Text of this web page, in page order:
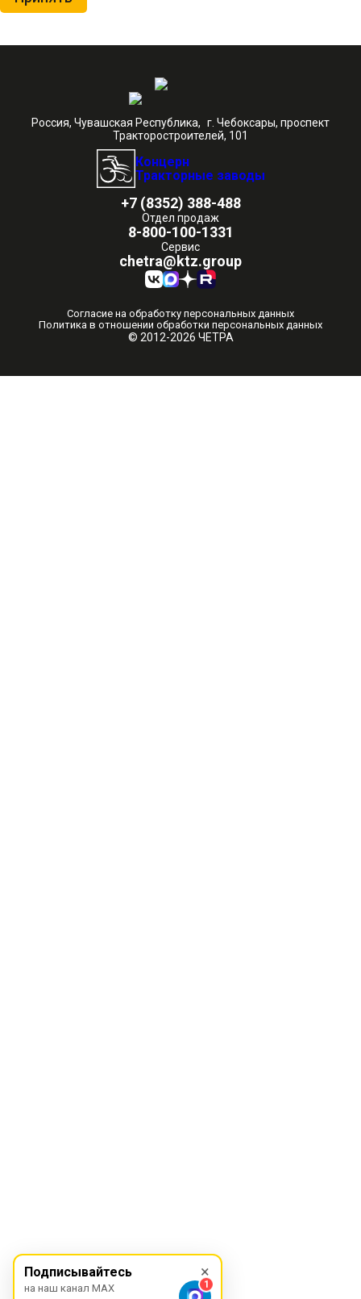
Россия, Чувашская Республика, г. Чебоксары, проспект
Тракторостроителей, 101
Концерн
Тракторные заводы
+7 (8352) 388-488
Отдел продаж
8-800-100-1331
Сервис
chetra@ktz.group
© 2012-2026 ЧЕТРА
Согласие на обработку персональных данных
Политика в отношении обработки персональных данных
×
Подписывайтесь
на наш канал MAX 1